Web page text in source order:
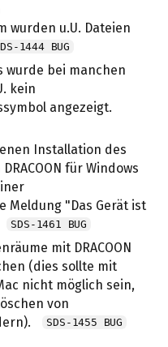
wurden u.U. Dateien
1444 BUG
wurde bei manchen
kein
angezeigt.
Installation des
für Windows
Meldung "Das Gerät ist
SDS-1461 BUG
mit DRACOON
(dies sollte mit
nicht möglich sein,
von
SDS-1455 BUG